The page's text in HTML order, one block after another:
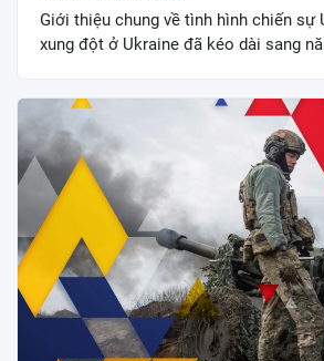
Giới thiệu chung về tình hình chiến sự
xung đột ở Ukraine đã kéo dài sang